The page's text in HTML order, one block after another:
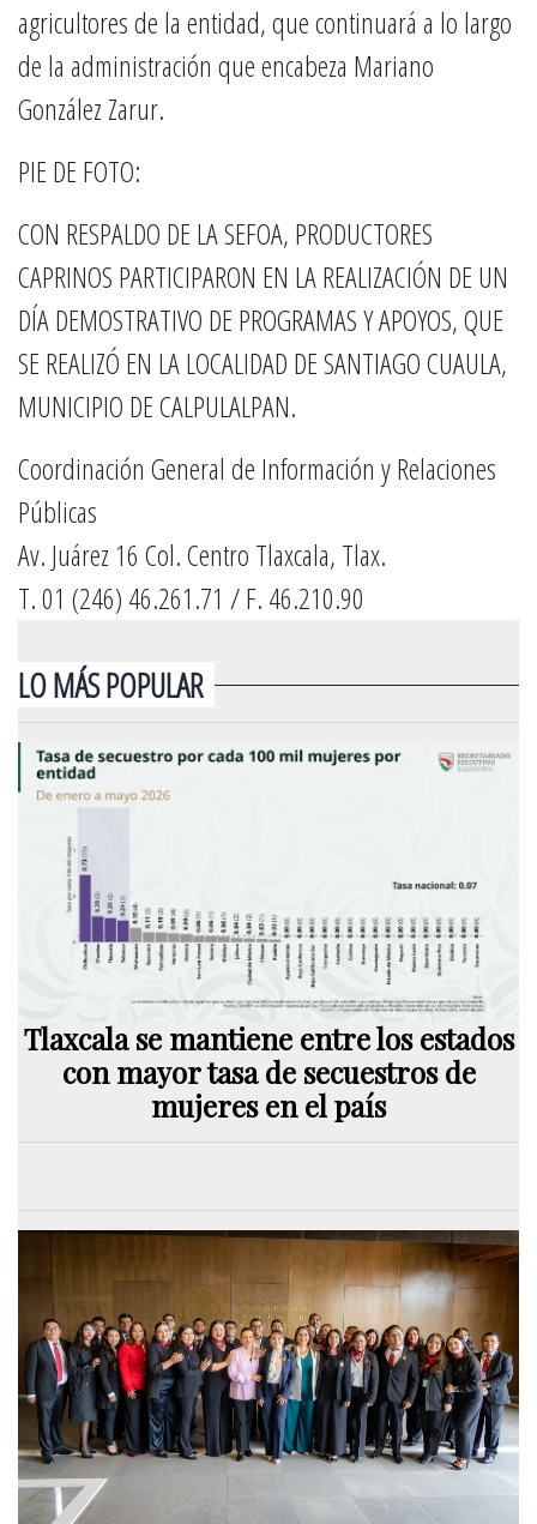
agricultores de la entidad, que continuará a lo largo
de la administración que encabeza Mariano
González Zarur.
PIE DE FOTO:
CON RESPALDO DE LA SEFOA, PRODUCTORES
CAPRINOS PARTICIPARON EN LA REALIZACIÓN DE UN
DÍA DEMOSTRATIVO DE PROGRAMAS Y APOYOS, QUE
SE REALIZÓ EN LA LOCALIDAD DE SANTIAGO CUAULA,
MUNICIPIO DE CALPULALPAN.
Coordinación General de Información y Relaciones
Públicas
Av. Juárez 16 Col. Centro Tlaxcala, Tlax.
T. 01 (246) 46.261.71 / F. 46.210.90
LO MÁS POPULAR
Tlaxcala se mantiene entre los estados
con mayor tasa de secuestros de
mujeres en el país